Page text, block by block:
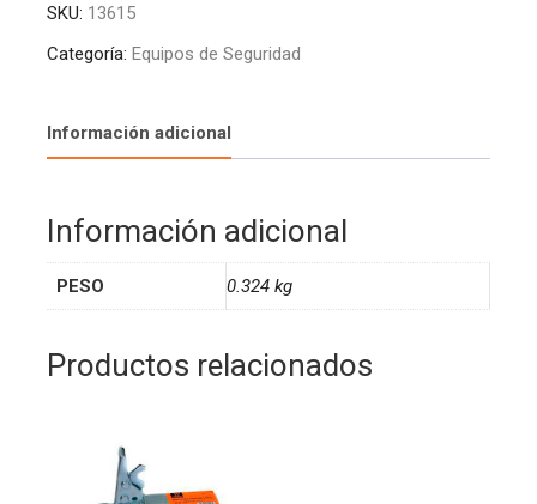
NEGRA
PRE
cantidad
i
e
:
SKU: 13615
Categoría: Equipos de Seguridad
Información adicional
Información adicional
PESO 0.324 kg
Productos relacionados